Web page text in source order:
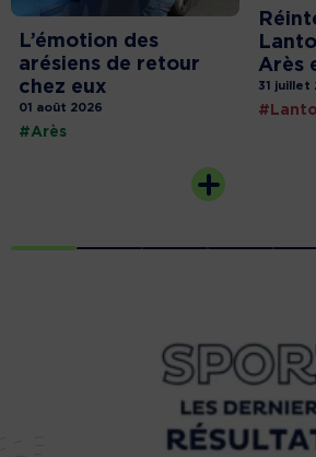
L’émotion des
arésiens de retour
chez eux
01 août 2026
#Arès
Arès
31 juillet